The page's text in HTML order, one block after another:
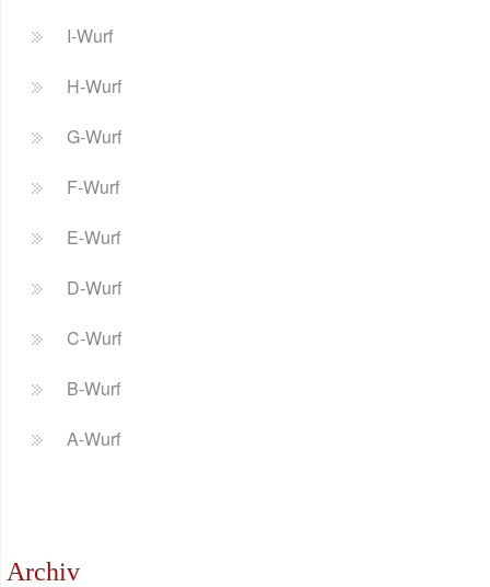
I-Wurf
H-Wurf
G-Wurf
F-Wurf
E-Wurf
D-Wurf
C-Wurf
B-Wurf
A-Wurf
Archiv